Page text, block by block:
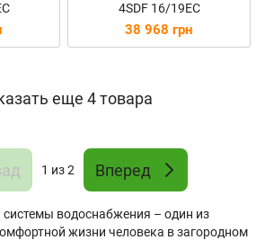
4SDF 16/19EC
38 968 грн
еще 4 товара
1 из 2 Вперед
водоснабжения – один из
жизни человека в загородном